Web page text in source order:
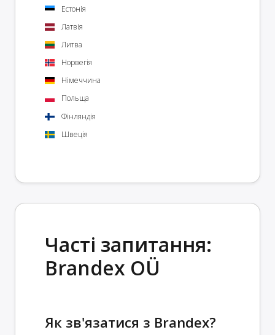
Естонія
Латвія
Литва
Норвегія
Німеччина
Польща
Фінляндія
Швеція
Часті запитання:
Brandex OÜ
Як зв'язатися з Brandex?